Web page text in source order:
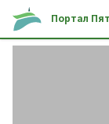
Портал